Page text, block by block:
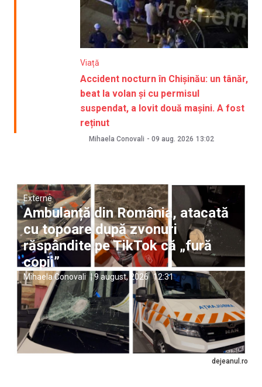
Viață
Accident nocturn în Chișinău: un tânăr,
beat la volan și cu permisul
suspendat, a lovit două mașini. A fost
reținut
Mihaela Conovali - 09 aug. 2026 13:02
dejeanul.ro
Externe
Ambulanță din România, atacată
cu topoare după zvonuri
răspândite pe TikTok că „fură
copii”
Mihaela Conovali |9 august, 2026 12:31